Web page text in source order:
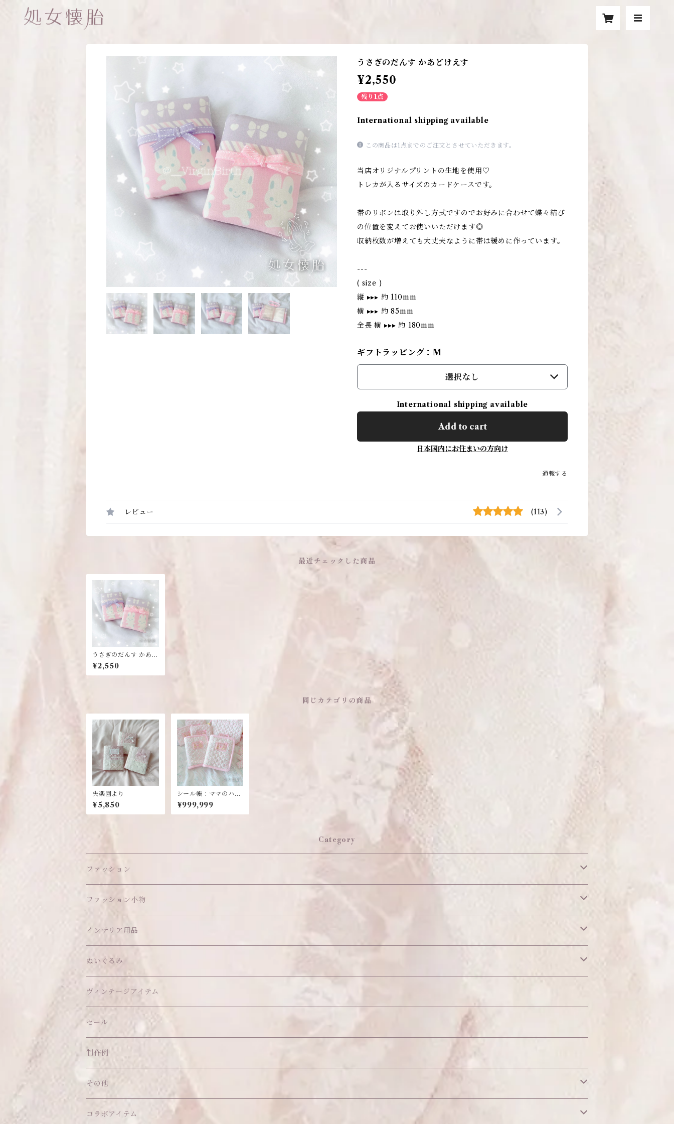
うさぎのだんす かあどけえす
¥2,550
残り1点
International shipping available
この商品は1点までのご注文とさせていただきます。
当店オリジナルプリントの生地を使用♡
トレカが入るサイズのカードケースです。
帯のリボンは取り外し方式ですのでお好みに合わせて蝶々結び
の位置を変えてお使いいただけます◎
収納枚数が増えても大丈夫なように帯は緩めに作っています。
---
( size )
縦 ▸▸▸ 約 110mm
横 ▸▸▸ 約 85mm
全長 横 ▸▸▸ 約 180mm
ギフトラッピング：M
選択なし
International shipping available
Add to cart
日本国内にお住まいの方向け
通報する
レビュー (113)
最近チェックした商品
うさぎのだんす かあど
けえす
¥2,550
同じカテゴリの商品
失楽園より
¥5,850
シール帳：ママのハン
ドメイドシリーズ
¥999,999
Category
ファッション
ワンピース
アウター
トップス
ボトムス
ファッション小物
ヘッドアイテム
ヘアクリップ
ヘッドドレス
アクセサリー
イヤリング
ピアス
ネックレス
ソックス
バッグ
ショルダーバッグ
お散歩バッグ
ポーチ
コインケース
カードケース
キーホルダー
その他
インテリア用品
オブジェ
ウォールデコ
その他
ティッシュケース
クッション・座布団
ハンガー
マット
ぬいぐるみ
ぬいちゃん本体
アクセサリー
ヘッドドレス Sサイズ
ヘッドドレス Mサイズ
アウトフィット
その他
ヴィンテージアイテム
セール
制作例
その他
あこがれシリーズ
コラボアイテム